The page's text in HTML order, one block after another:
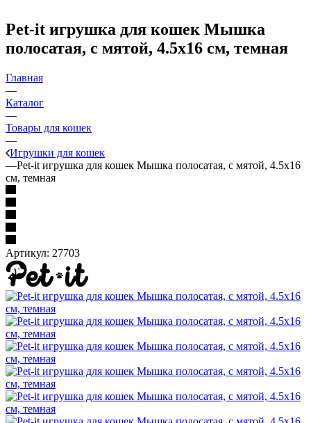
Pet-it игрушка для кошек Мышка
полосатая, с мятой, 4.5x16 см, темная
Главная
—
Каталог
—
Товары для кошек
—
Игрушки для кошек
—Pet-it игрушка для кошек Мышка полосатая, с мятой, 4.5x16
см, темная
Артикул: 27703